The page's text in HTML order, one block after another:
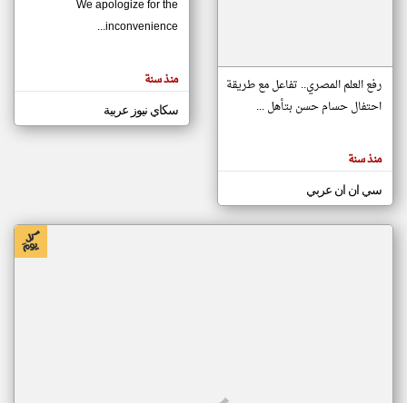
مصادر الأخبار من موريتانيا
اخبار موريتانيا على مدار الساعة
أهم اخبار موريتانيا العاجلة والمباشرة
المقالات
الموجوده
هنا عن
رفع العلم المصري.. تفاعل مع طريقة
احتفال حسام حسن بتأهل ...
منذ سنة
سي ان ان عربي
We apologize for the
inconvenience...
منذ سنة
سكاي نيوز عربية
klyoum.com